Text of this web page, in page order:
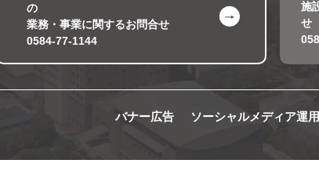
の
業務・事業に関するお問合せ
0584-77-1144
施
せ
バナー広告 ソーシャルメディア運